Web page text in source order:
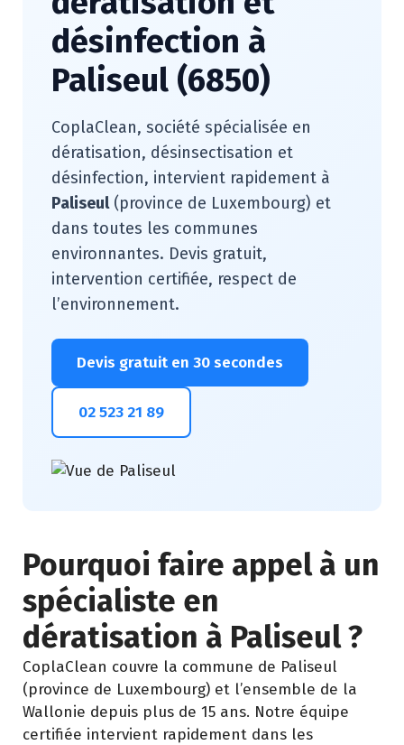
désinfection à
Paliseul (6850)
CoplaClean, société spécialisée en
dératisation, désinsectisation et
désinfection, intervient rapidement à
Paliseul(province de Luxembourg) et
dans toutes les communes
environnantes. Devis gratuit,
intervention certifiée, respect de
l’environnement.
Devis gratuit en 30 secondes
02 523 21 89
Pourquoi faire appel à un
spécialiste en
dératisation à Paliseul ?
CoplaClean couvre la commune de Paliseul
(province de Luxembourg) et l’ensemble de la
Wallonie depuis plus de 15 ans. Notre équipe
certifiée intervient rapidement dans les